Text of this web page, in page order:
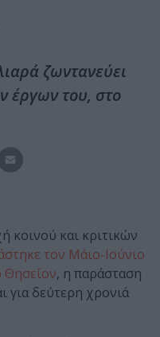
ζωντανεύει
έργων του, στο
κοινού και κριτικών
τον Μάιο-Ιούνιο
Θησείον, η παράσταση
για δεύτερη χρονιά